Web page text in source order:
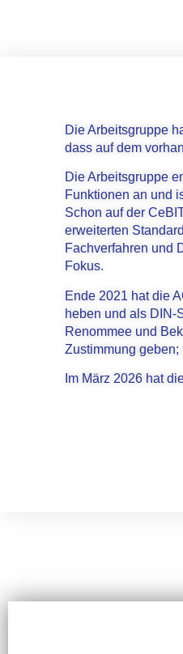
Die Arbeitsgruppe
dass auf dem
Die Arbeitsgruppe
Funktionen an und
Schon auf der
erweiterten
Fachverfahren und
Fokus.
Ende 2021 hat die
heben und als DIN-
Renommee und
Zustimmung
Im März 2026 hat